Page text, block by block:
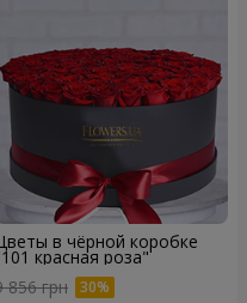
в чёрной коробке
красная роза"
856 грн